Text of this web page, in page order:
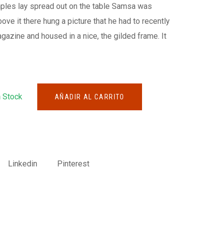
lay spread out on the table Samsa was
it there hung a picture that he had to recently
and housed in a nice, the gilded frame. It
Stock AÑADIR AL CARRITO
Linkedin Pinterest